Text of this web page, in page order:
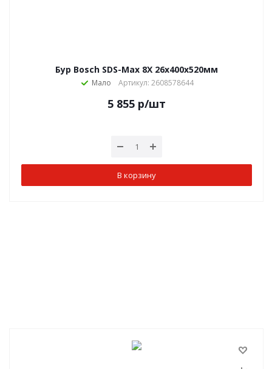
Бур Bosch SDS-Max 8X 26х400х520мм
Мало Артикул: 2608578644
5 855 р/шт
В корзину